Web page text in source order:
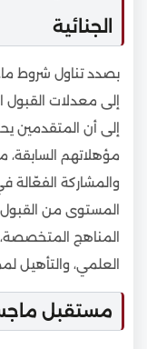
الجنائية
بصدد تناول شروط
إلى معدلات القبول
إلى أن المتقدمين
مؤهلاتهم السابقة،
والمشاركة الفعّالة
المستوى من
المناهج المتخصصة،
العلمي، والتأهيل
مستقبل